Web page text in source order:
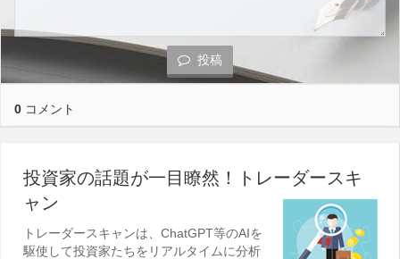
投稿
0 コメント
投資家の話題が一目瞭然！トレーダースキ
ャン
トレーダースキャンは、ChatGPT等のAIを
駆使して投資家たちをリアルタイムに分析